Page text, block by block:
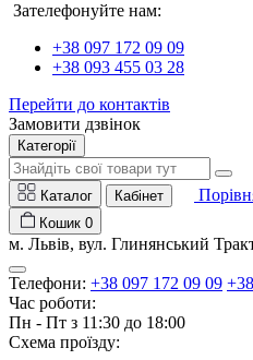
Зателефонуйте нам:
+38 097 172 09 09
+38 093 455 03 28
Перейти до контактів
Замовити дзвінок
Категорії
Каталог Кабінет
Кошик 0
м. Львів, вул. Глинянський
Телефони: +38 097 172 09 09
Час роботи:
Пн - Пт з 11:30 до 18:00
Схема проїзду: